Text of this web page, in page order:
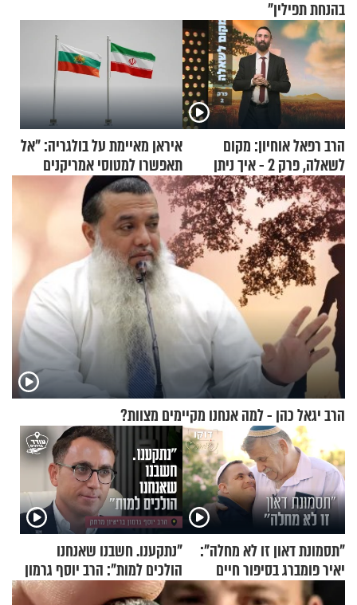
בהנחת תפילין"
הרב רפאל אוחיון: מקום
לשאלה, פרק 2 - איך ניתן
להוכיח שהתורה משמיים?
איראן מאיימת על בולגריה: "אל
תאפשרו למטוסי אמריקנים
להמריא מהשטח שלכם"
הרב יגאל כהן - למה אנחנו מקיימים מצוות?
"תסמונת דאון זו לא מחלה":
יאיר פומברג בסיפור חיים
מעורר השראה
"נתקענו. חשבנו שאנחנו
הולכים למות": הרב יוסף גרמון
בריאיון מרתק